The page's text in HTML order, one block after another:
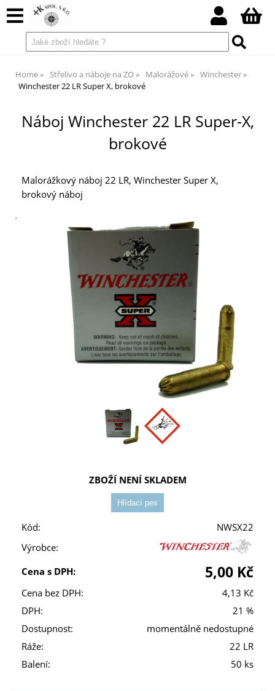
Home Střelivo a náboje na ZO Malorážové
Winchester
Winchester 22 LR Super X, brokové
Náboj Winchester 22 LR Super-X,
brokové
Malorážkový náboj 22 LR, Winchester Super X,
brokový náboj
ZBOŽÍ NENÍ SKLADEM
Kód:
NWSX22
Výrobce:
Cena s DPH:
5,00 Kč
Cena bez DPH:
4,13 Kč
DPH:
21 %
Dostupnost:
momentálně nedostupné
Ráže:
22 LR
Balení:
50 ks